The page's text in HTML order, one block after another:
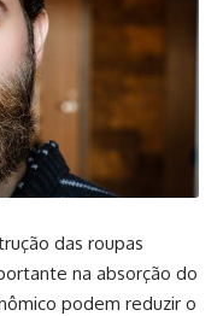
das roupas
na absorção do
podem reduzir o